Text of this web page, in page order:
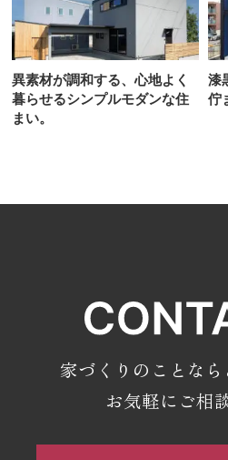
異素材が調和する、心地よく
暮らせるシンプルモダンな住
まい。
漆
佇
家づくりのことな
お気軽にご相